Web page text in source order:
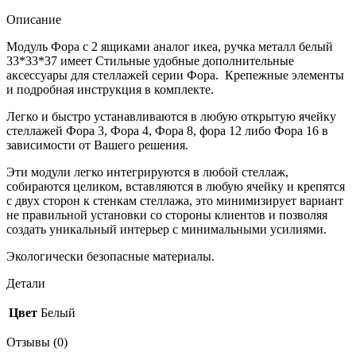
Описание
Модуль Фора с 2 ящиками аналог икеа, ручка металл белый
33*33*37 имеет Стильные удобные дополнительные
аксессуары для стеллажей серии Фора. Крепежные элементы
и подробная инструкция в комплекте.
Легко и быстро устанавливаются в любую открытую ячейку
стеллажей Фора 3, Фора 4, Фора 8, фора 12 либо Фора 16 в
зависимости от Вашего решения.
Эти модули легко интегрируются в любой стеллаж,
собираются целиком, вставляются в любую ячейку и крепятся
с двух сторон к стенкам стеллажа, это минимизирует вариант
не правильной установки со стороны клиентов и позволяя
создать уникальный интерьер с минимальными усилиями.
Экологически безопасные материалы.
Детали
Цвет Белый
Отзывы (0)